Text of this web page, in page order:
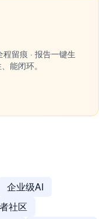
留痕 · 报告一键生
能闭环。
企业级AI
社区